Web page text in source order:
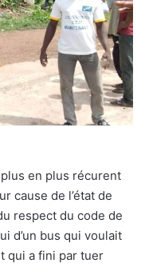
en plus récurent
cause de l’état de
respect du code de
d’un bus qui voulait
qui a fini par tuer